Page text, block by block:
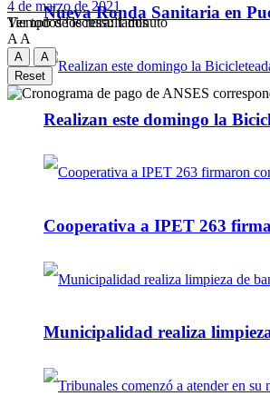
Nueva Ronda Sanitaria en
Realizan este domingo la
Cooperativa a IPET 263
Municipalidad realiza
Ver todos los ressultados
4 de marzo de 2021
Tiempo de lectura: 1 minuto
A A
A
A
Reset